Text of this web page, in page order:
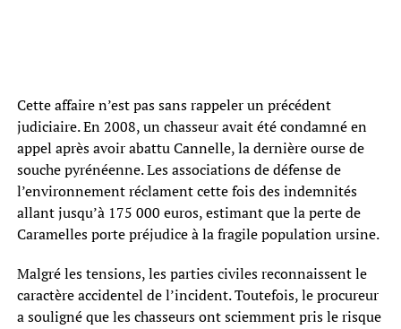
Cette affaire n’est pas sans rappeler un précédent
judiciaire. En 2008, un chasseur avait été condamné en
appel après avoir abattu Cannelle, la dernière ourse de
souche pyrénéenne. Les associations de défense de
l’environnement réclament cette fois des indemnités
allant jusqu’à 175 000 euros, estimant que la perte de
Caramelles porte préjudice à la fragile population ursine.
Malgré les tensions, les parties civiles reconnaissent le
caractère accidentel de l’incident. Toutefois, le procureur
a souligné que les chasseurs ont sciemment pris le risque